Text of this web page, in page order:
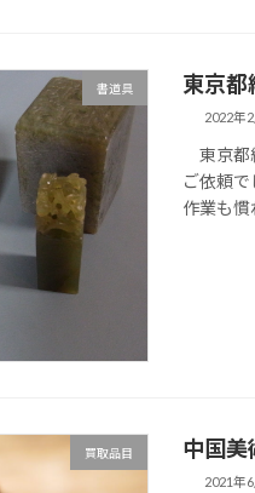
書道具 東京都
2022年
東京都
ご依頼
作業も
買取品目 中国美
2021年